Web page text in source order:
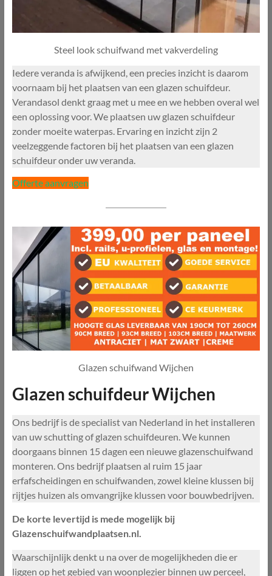
Steel look schuifwand met vakverdeling
Iedere veranda is afwijkend, een precies inzicht is daarom
voornaam bij het plaatsen van een glazen schuifdeur.
Verandasol denkt graag met u mee en we hebben overal wel
een oplossing voor. We plaatsen uw glazen schuifdeur
zonder moeite waterpas. Ervaring en inzicht zijn 2
veelzeggende factoren bij het plaatsen van een glazen
schuifdeur onder uw veranda.
Offerte aanvragen
Glazen schuifwand Wijchen
Glazen schuifdeur Wijchen
Ons bedrijf is de specialist van Nederland in het installeren
van uw schutting of glazen schuifdeuren. We kunnen
doorgaans binnen 15 dagen een nieuwe glazenschuifwand
monteren. Ons bedrijf plaatsen al ruim 15 jaar
erfafscheidingen en schuifwanden, zowel kleine klussen bij
rijtjes huizen als omvangrijke klussen voor bouwbedrijven.
De korte levertijd is mede mogelijk bij
Glazenschuifwandplaatsen.nl.
Waarschijnlijk denkt u na over de mogelijkheden die er
liggen op het gebied van woonplezier binnen uw perceel,